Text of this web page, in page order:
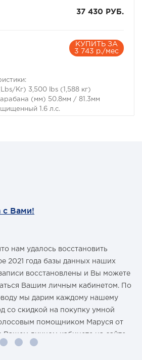
37 430 РУБ.
КУПИТЬ ЗА
3 743 р./мес
Кг) 3,500 lbs (1,588 кг)
(мм) 50.8мм / 81.3мм
1.6 л.с.
190
с Вами!
нам удалось восстановить
2021 года базы данных наших
восстановлены и Вы можете
Вашим личным кабинетом. По
мы дарим каждому нашему
со скидкой на покупку умной
помощником Маруся от
Вашем личном кабинете на сайте
февраля.